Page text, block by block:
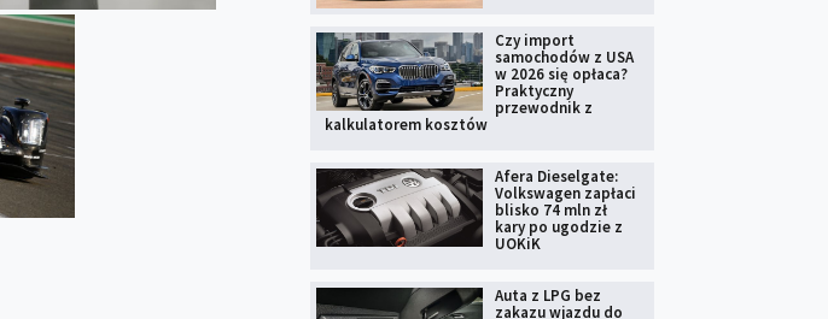
Czy import
samochodów z USA
w 2026 się opłaca?
Praktyczny
przewodnik z
kalkulatorem kosztów
Afera Dieselgate:
Volkswagen zapłaci
blisko 74 mln zł
kary po ugodzie z
UOKiK
Auta z LPG bez
zakazu wjazdu do